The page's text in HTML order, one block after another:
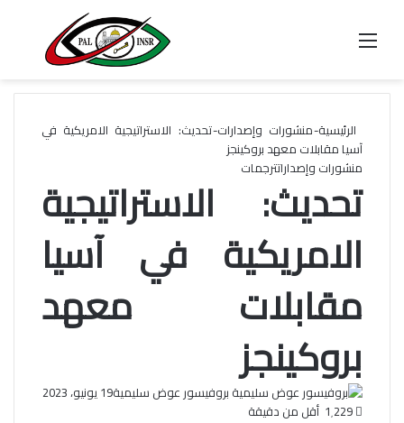
الرئيسية-منشورات وإصدارات-تحديث: الاستراتيجية الامريكية في
آسيا مقابلات معهد بروكينجز
منشورات وإصداراتترجمات
تحديث: الاستراتيجية
الامريكية في آسيا
مقابلات معهد
بروكينجز
بروفيسور عوض سليمية19 يونيو، 2023
أقل من دقيقة